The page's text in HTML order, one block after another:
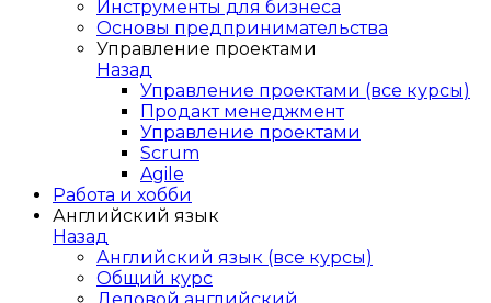
Инструменты для бизнеса
Основы предпринимательства
Управление проектами
Назад
Управление проектами (все курсы)
Продакт менеджмент
Управление проектами
Scrum
Agile
Работа и хобби
Английский язык
Назад
Английский язык (все курсы)
Общий курс